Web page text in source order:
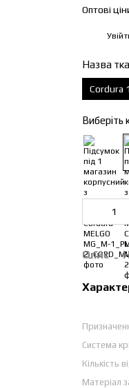
Оптові
Назва
Cordura
Виберіть
Опис
Система
Кількість
Матеріал